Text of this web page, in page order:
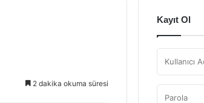
2 dakika okuma süresi
Kayıt Ol